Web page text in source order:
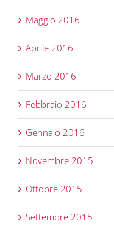
Maggio 2016
Aprile 2016
Marzo 2016
Febbraio 2016
Gennaio 2016
Novembre 2015
Ottobre 2015
Settembre 2015